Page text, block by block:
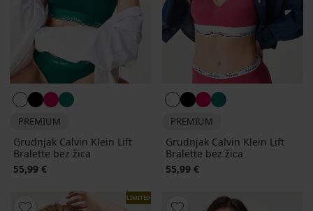
PREMIUM
Grudnjak Calvin Klein Lift
Bralette bez žica
55,99 €
PREMIUM
Grudnjak Calvin Klein Lift
Bralette bez žica
55,99 €
LIMITED